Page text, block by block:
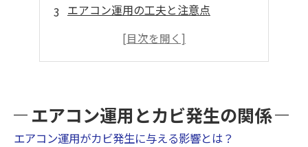
エアコン運用の工夫と注意点
エアコン運用とカビ発生の関係
エアコン運用がカビ発生に与える影響とは？